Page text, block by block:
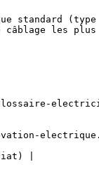
standard
les plus
|